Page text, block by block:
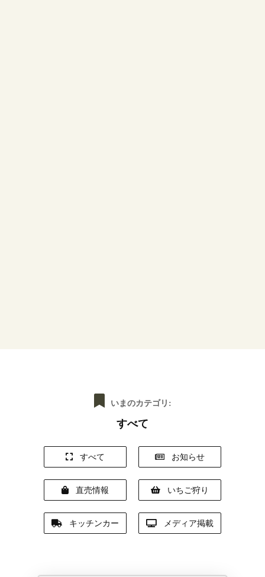
いまのカテゴリ:
すべて
すべて お知らせ
直売情報 いちご狩り
キッチンカー メディア掲載